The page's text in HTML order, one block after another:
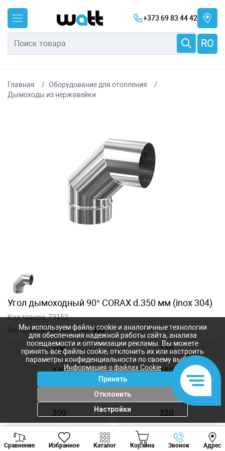
+373 69 83 44 42
RO
Главная
Оборудование для отопления
Дымоходы из нержавейки
Угол дымоходный 90° CORAX d.350 мм (inox 304)
Код товара:73152
Внутренний диаметр, мм:350
100 120
140 150
180
200 220
250
Сравнение Избранное Каталог Корзина Звонок Адрес
Viber Whatsapp
Мы используем файлы cookie и аналогичные технологии
для обеспечения надежной работы сайта, анализа
посещаемости и оптимизации рекламы. Вы можете
принять все файлы cookie, отклонить их или настроить
параметры конфиденциальности по своему выбору.
Информация о файлах Cookie
Принять
Отклонить
Настройки